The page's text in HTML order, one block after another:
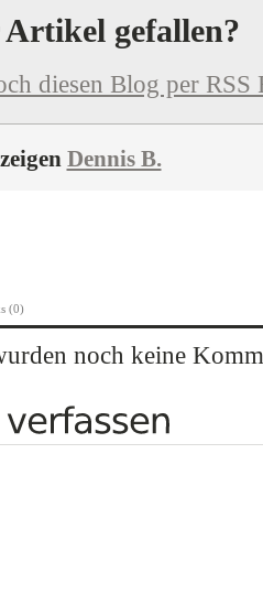
gefallen?
diesen Blog per RSS
Dennis B.
(0)
noch keine